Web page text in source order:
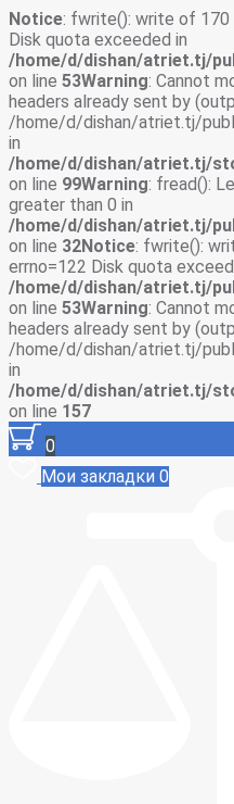
Notice: fwrite(): write of
Disk quota exceeded in
/home/d/dishan/atriet.tj/
on line 53Warning: Cannot
headers already sent by
/home/d/dishan/atriet.tj/
in
/home/d/dishan/atriet.tj/
on line 99Warning: fread():
greater than 0 in
/home/d/dishan/atriet.tj/
on line 32Notice: fwrite():
errno=122 Disk quota
/home/d/dishan/atriet.tj/
on line 53Warning: Cannot
headers already sent by
/home/d/dishan/atriet.tj/
in
/home/d/dishan/atriet.tj/
on line 157
0
Мои закладки 0